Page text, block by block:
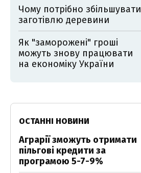
Чому потрібно збільшувати
заготівлю деревини
Як "заморожені" гроші
можуть знову працювати
на економіку України
ОСТАННІ НОВИНИ
Аграрії зможуть отримати
пільгові кредити за
програмою 5-7-9%